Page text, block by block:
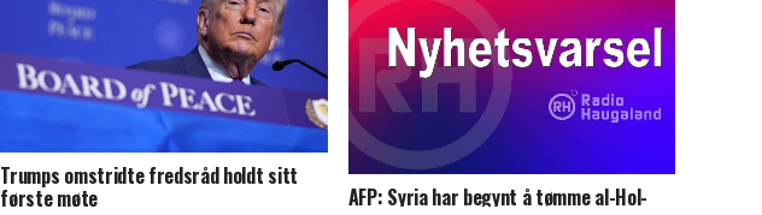
Trumps omstridte fredsråd holdt sitt
første møte AFP: Syria har begynt å tømme al-Hol-